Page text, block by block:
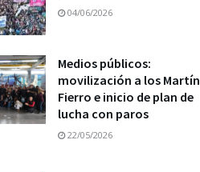
04/06/2026
Medios públicos:
movilización a los Martín
Fierro e inicio de plan de
lucha con paros
22/05/2026